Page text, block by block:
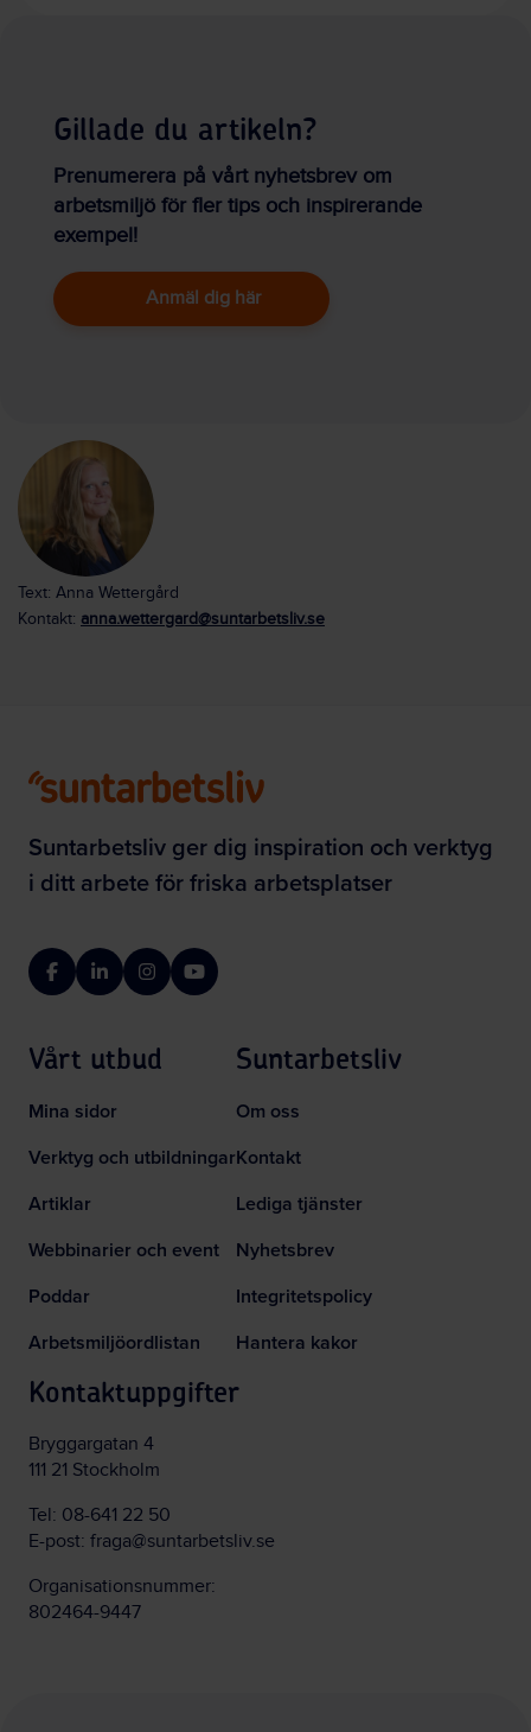
Gillade du artikeln?
Prenumerera på vårt nyhetsbrev om
arbetsmiljö för fler tips och inspirerande
exempel!
Anmäl dig här
Text: Anna Wettergård
Kontakt: anna.wettergard@suntarbetsliv.se
Suntarbetsliv ger dig inspiration och verktyg
i ditt arbete för friska arbetsplatser
FacebookLinkedInInstagramYouTube
Vårt utbud
Mina sidor
Verktyg och utbildningar
Artiklar
Webbinarier och event
Poddar
Arbetsmiljöordlistan
Suntarbetsliv
Om oss
Kontakt
Lediga tjänster
Nyhetsbrev
Integritetspolicy
Hantera kakor
Kontaktuppgifter
Bryggargatan 4
111 21 Stockholm
Tel: 08-641 22 50
E-post: fraga@suntarbetsliv.se
Organisationsnummer:
802464-9447